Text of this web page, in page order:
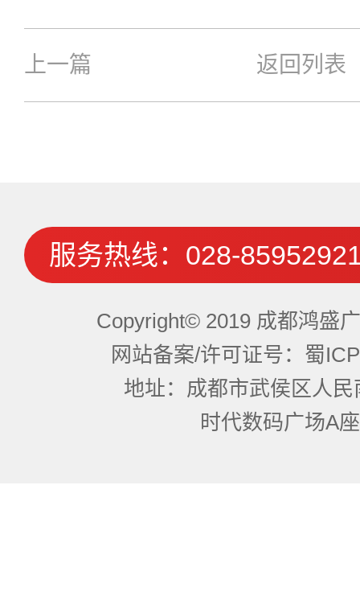
上一篇 返回列表
服务热线： 028-
Copyright© 2019 成都鸿盛
网站备案/许可证号：蜀
地址：成都市武侯区人
时代数码广场A